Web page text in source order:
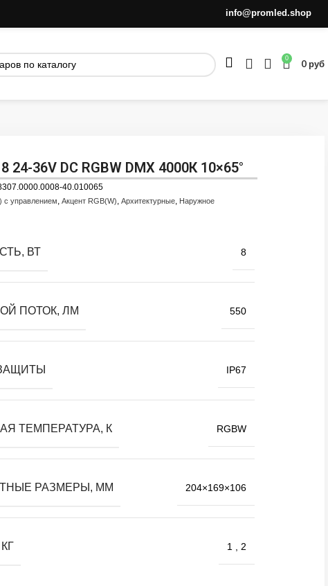
info@promled.shop
0 0руб
24-36V DC RGBW DMX 4000К 10×65°
40.010065
с управлением ,Акцент RGB(W) ,Архитектурные Наружное
ВТ 8
ПОТОК, ЛМ 550
IP67
ТЕМПЕРАТУРА, К RGBW
РАЗМЕРЫ, ММ 204×169×106
1 2